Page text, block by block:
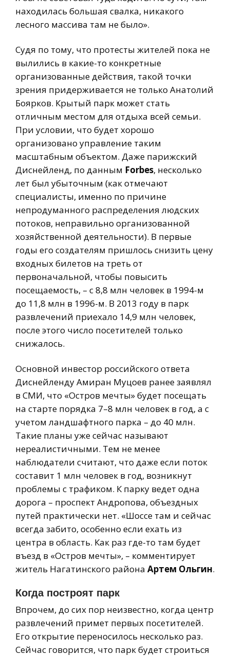
находилась большая свалка, никакого
лесного массива там не было».
Судя по тому, что протесты жителей пока не
вылились в какие-то конкретные
организованные действия, такой точки
зрения придерживается не только Анатолий
Боярков. Крытый парк может стать
отличным местом для отдыха всей семьи.
При условии, что будет хорошо
организовано управление таким
масштабным объектом. Даже парижский
Диснейленд, по данным Forbes, несколько
лет был убыточным (как отмечают
специалисты, именно по причине
непродуманного распределения людских
потоков, неправильно организованной
хозяйственной деятельности). В первые
годы его создателям пришлось снизить цену
входных билетов на треть от
первоначальной, чтобы повысить
посещаемость, – с 8,8 млн человек в 1994-м
до 11,8 млн в 1996-м. В 2013 году в парк
развлечений приехало 14,9 млн человек,
после этого число посетителей только
снижалось.
Основной инвестор российского ответа
Диснейленду Амиран Муцоев ранее заявлял
в СМИ, что «Остров мечты» будет посещать
на старте порядка 7–8 млн человек в год, а с
учетом ландшафтного парка – до 40 млн.
Такие планы уже сейчас называют
нереалистичными. Тем не менее
наблюдатели считают, что даже если поток
составит 1 млн человек в год, возникнут
проблемы с трафиком. К парку ведет одна
дорога – проспект Андропова, объездных
путей практически нет. «Шоссе там и сейчас
всегда забито, особенно если ехать из
центра в область. Как раз где-то там будет
въезд в «Остров мечты», – комментирует
житель Нагатинского района Артем Ольгин.
Когда построят парк
Впрочем, до сих пор неизвестно, когда центр
развлечений примет первых посетителей.
Его открытие переносилось несколько раз.
Сейчас говорится, что парк будет строиться